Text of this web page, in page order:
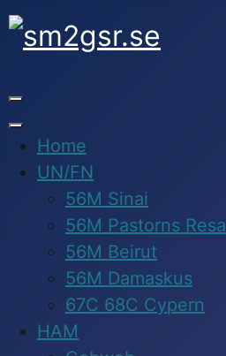
Home
UN/FN
56M Sinai
56M Pastorns Resa
56M Beirut
56M Damaskus
67C 68C Cypern
HAM